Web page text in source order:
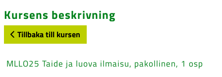
Kursens beskrivning
Tillbaka till kursen
MLLO25 Taide ja luova ilmaisu, pakollinen, 1 osp